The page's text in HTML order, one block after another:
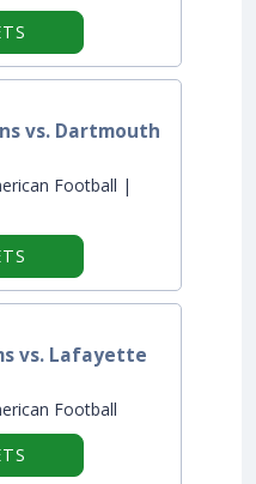
vs. Dartmouth
Football |
vs. Lafayette
Football